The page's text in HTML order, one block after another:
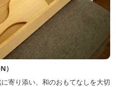
）
寄り添い、和のおもてなしを大切